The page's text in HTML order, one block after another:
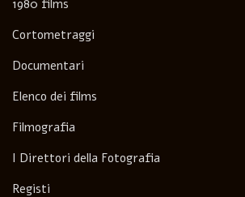
1980 films
Cortometraggi
Documentari
Elenco dei films
Filmografia
I Direttori della Fotografia
Registi